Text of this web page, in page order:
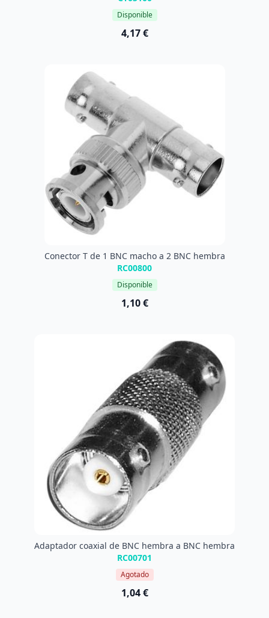
Disponible
4,17 €
Conector T de 1 BNC macho a 2 BNC hembra
RC00800
Disponible
1,10 €
Adaptador coaxial de BNC hembra a BNC hembra
RC00701
Agotado
1,04 €